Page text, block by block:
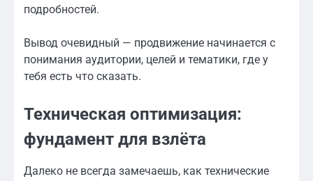
подробностей.
Вывод очевидный — продвижение начинается с
понимания аудитории, целей и тематики, где у
тебя есть что сказать.
Техническая оптимизация:
фундамент для взлёта
Далеко не всегда замечаешь, как технические